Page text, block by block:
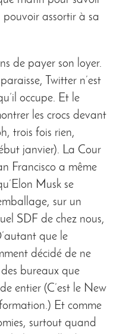
pouvoir assortir à sa
de payer son loyer.
Twitter n’est
occupe. Et le
les crocs devant
trois fois rien,
janvier). La Cour
Francisco a même
Musk se
sur un
SDF de chez nous,
que le
décidé de ne
bureaux que
entier (C’est le New
Et comme
surtout quand